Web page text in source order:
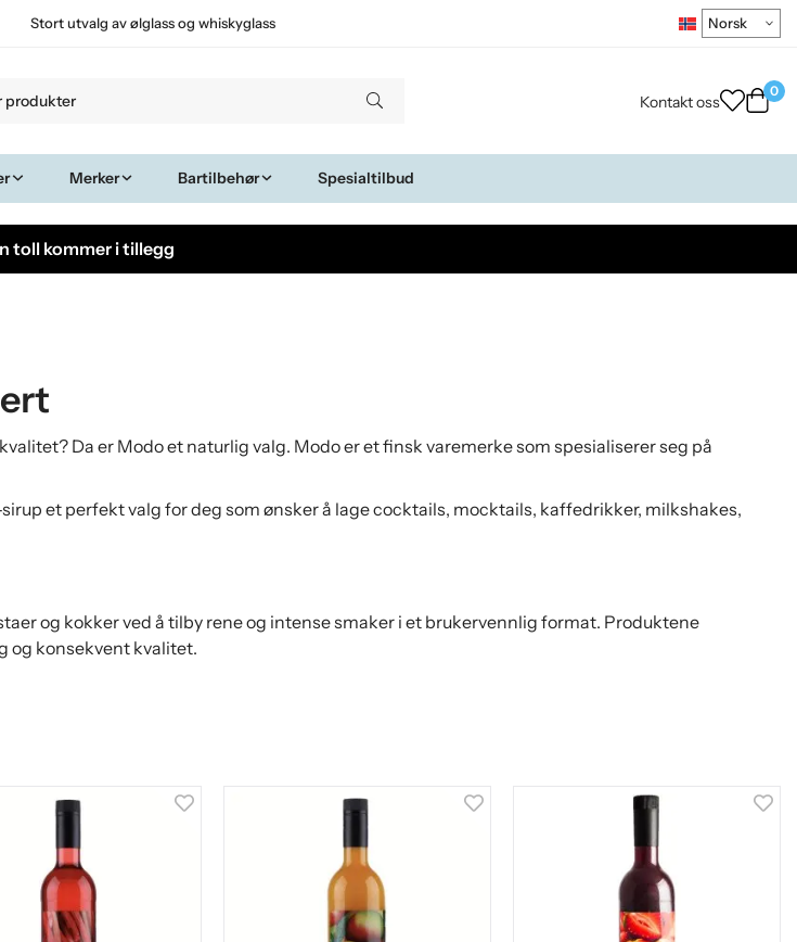
Stort utvalg av ølglass og whiskyglass
Kontakt oss
0
Merker Bartilbehør Spesialtilbud
toll kommer i tillegg
Da er Modo et naturlig valg. Modo er et finsk varemerke som spesialiserer seg på
et perfekt valg for deg som ønsker å lage cocktails, mocktails, kaffedrikker, milkshakes,
og kokker ved å tilby rene og intense smaker i et brukervennlig format. Produktene
og konsekvent kvalitet.